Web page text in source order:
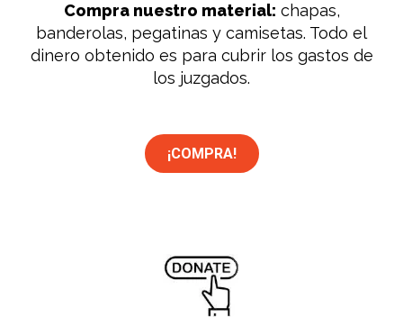
Compra nuestro material: chapas,
banderolas, pegatinas y camisetas. Todo el
dinero obtenido es para cubrir los gastos de
los juzgados.
¡COMPRA!